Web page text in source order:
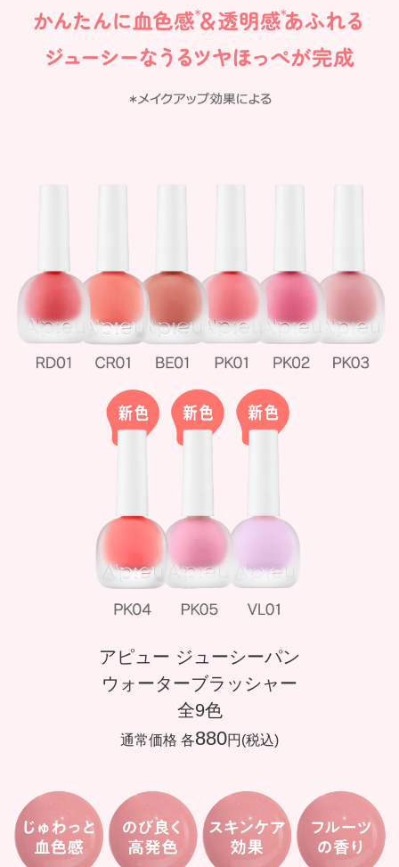
アピュー ジューシーパン
ウォーターブラッシャー
全9色
通常価格 各880円(税込)